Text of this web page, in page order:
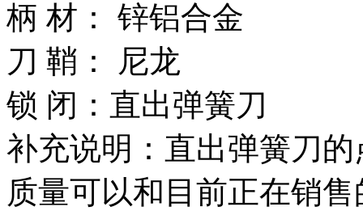
柄 材： 锌铝合金
刀 鞘： 尼龙
锁 闭：直出弹簧刀
补充说明：直出弹簧刀
质量可以和目前正在销